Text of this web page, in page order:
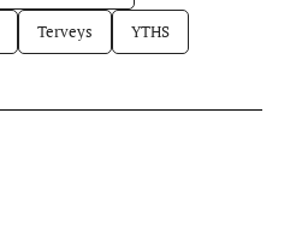
Terveys YTHS